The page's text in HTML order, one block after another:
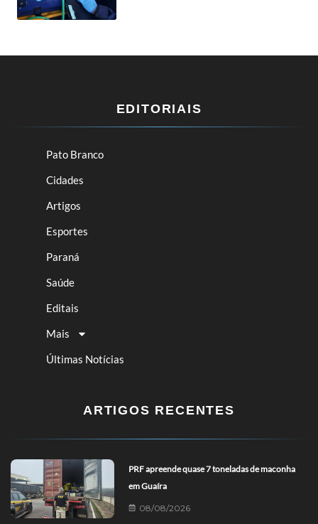
EDITORIAIS
Pato Branco
Cidades
Artigos
Esportes
Paraná
Saúde
Editais
Mais
Últimas Notícias
ARTIGOS RECENTES
PRF apreende quase 7 toneladas de maconha
em Guaíra
08/08/2026